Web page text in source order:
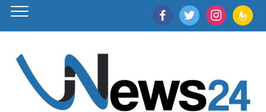
facebooktwitter instagram